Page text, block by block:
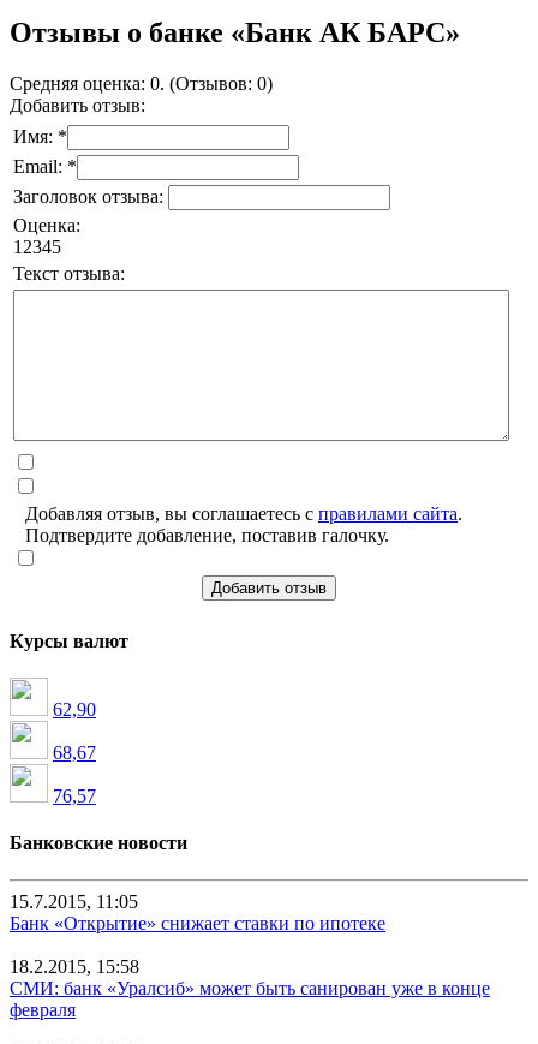
Отзывы о банке «Банк АК БАРС»
Средняя оценка: 0. (Отзывов: 0)
Добавить отзыв:
Имя: *
Email: *
Заголовок отзыва:
Оценка:
1 2345
Текст отзыва:
Добавляя отзыв, вы соглашаетесь с правилами сайта.
Подтвердите добавление, поставив галочку.
Добавить отзыв
Курсы валют
62,90
68,67
76,57
Банковские новости
15.7.2015, 11:05
Банк «Открытие» снижает ставки по ипотеке
18.2.2015, 15:58
СМИ: банк «Уралсиб» может быть санирован уже в конце
февраля